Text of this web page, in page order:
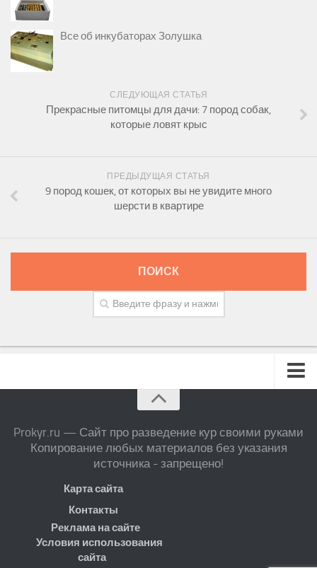
Все об инкубаторах Золушка
СЛЕДУЮЩАЯ СТАТЬЯ
Прекрасные питомцы для дачи: 7 пород собак,
которые ловят крыс
ПРЕДЫДУЩАЯ СТАТЬЯ
9 пород кошек, от которых вы не увидите много
шерсти в квартире
ПОИСК
Prokyr.ru — Сайт про разведение кур своими руками
Копирование любых материалов без указания
источника - запрещено!
Карта сайта
Контакты
Реклама на сайте
Условия использования
сайта